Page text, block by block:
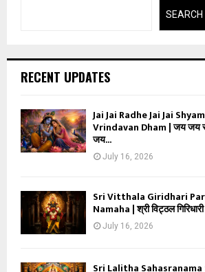
SEARCH
RECENT UPDATES
Jai Jai Radhe Jai Jai
Vrindavan Dham | जय जय
जय...
July 16, 2026
Sri Vitthala Giridhari
Namaha | श्री विट्ठल
July 16, 2026
Sri Lalitha Sahasranama